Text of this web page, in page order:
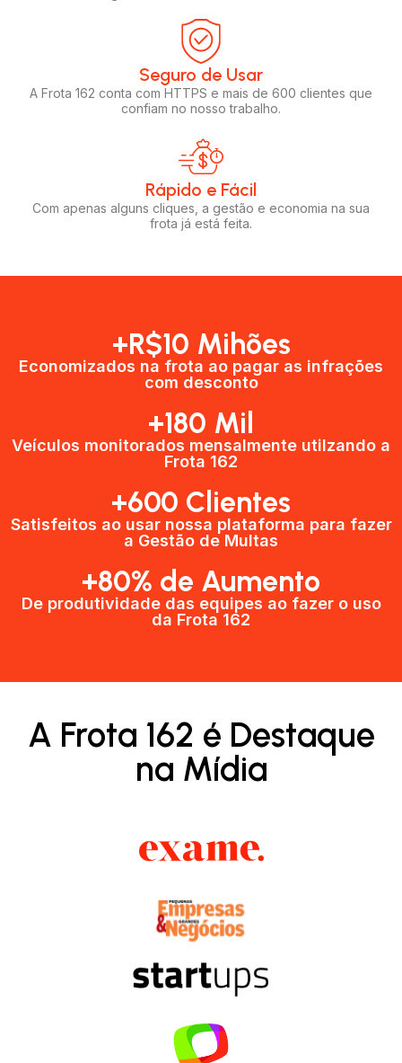
Seguro de Usar​
A Frota 162 conta com HTTPS e mais de 600 clientes que
confiam no nosso trabalho.
Rápido e Fácil​
Com apenas alguns cliques, a gestão e economia na sua
frota já está feita.
+R$10 Mihões
Economizados na frota ao pagar as infrações
com desconto
+180 Mil
Veículos monitorados mensalmente utilzando a
Frota 162
+600 Clientes​
Satisfeitos ao usar nossa plataforma para fazer
a Gestão de Multas​
+80% de Aumento
De produtividade das equipes ao fazer o uso
da Frota 162​
A Frota 162 é Destaque
na Mídia